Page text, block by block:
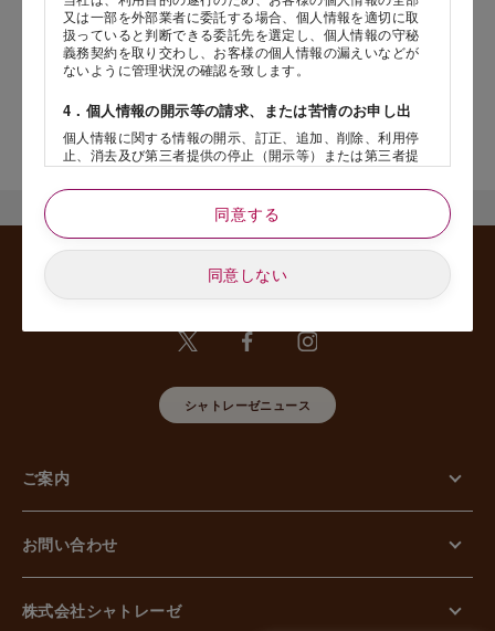
又は一部を外部業者に委託する場合、個人情報を適切に取
扱っていると判断できる委託先を選定し、個人情報の守秘
義務契約を取り交わし、お客様の個人情報の漏えいなどが
ないように管理状況の確認を致します。
4．個人情報の開示等の請求、または苦情のお申し出
個人情報に関する情報の開示、訂正、追加、削除、利用停
止、消去及び第三者提供の停止（開示等）または第三者提
供記録の開示、若しくは利用目的の通知等（以下、「開示
等の請求」といいます）のご請求があった場合または苦情
のお申し出があった場合には、請求者がご本人であること
あるいは正式な代理人として認められる方であることを確
認させていただいたうえで、特別な理由のない限り合理的
5. 個人情報の安全管理のために講じた措置について
当社は外的環境を把握した上で個人情報の安全管理のため
に以下の措置をしております。
組織体制の整備、個人情報の取扱いに係る規律に従った運
用、個人情報の取扱い状況を確認する手段の整備、漏えい
等事案に対応する体制の整備、取扱い状況の把握及び安全
【人的安全管理措置】
期的な教育等を行っております。また、個人情報の秘密保
【物理的安全管理措置】
止、個人情報の削除及び機器、電子媒体等の廃棄に関し
て、必要な措置を講じています。
同意する
同意しない
店舗サービスに関するお問い合わせにつきましては、内容欄に『店
舗名』を記載いただけますと幸いです。
シャトレーゼニュース
ご案内
お問い合わせ
株式会社シャトレーゼ
岳や末広がりを意味す
やつ時」という意味を込
。雄大な八ヶ岳山麓の自
れる、こだわりのスイー